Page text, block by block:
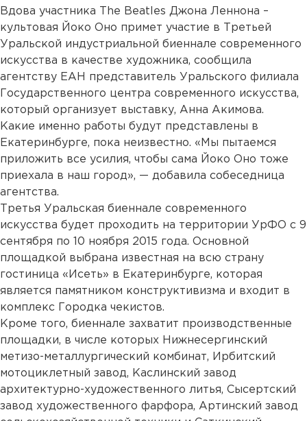
Вдова участника The Beatles Джона Леннона –
культовая Йоко Оно примет участие в Третьей
Уральской индустриальной биеннале современного
искусства в качестве художника, сообщила
агентству ЕАН представитель Уральского филиала
Государственного центра современного искусства,
который организует выставку, Анна Акимова.
Какие именно работы будут представлены в
Екатеринбурге, пока неизвестно. «Мы пытаемся
приложить все усилия, чтобы сама Йоко Оно тоже
приехала в наш город», — добавила собеседница
агентства.
Третья Уральская биеннале современного
искусства будет проходить на территории УрФО с 9
сентября по 10 ноября 2015 года. Основной
площадкой выбрана известная на всю страну
гостиница «Исеть» в Екатеринбурге, которая
является памятником конструктивизма и входит в
комплекс Городка чекистов.
Кроме того, биеннале захватит производственные
площадки, в числе которых Нижнесергинский
метизо-металлургический комбинат, Ирбитский
мотоциклетный завод, Каслинский завод
архитектурно-художественного литья, Сысертский
завод художественного фарфора, Артинский завод